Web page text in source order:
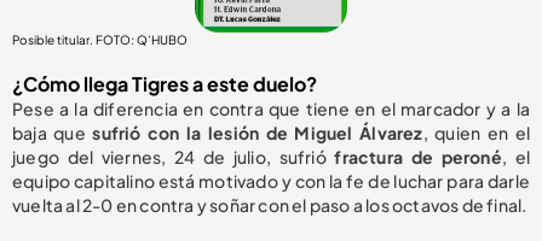
Posible titular. FOTO: Q’HUBO
¿Cómo llega Tigres a este duelo?
Pese a la diferencia en contra que tiene en el marcador y a la
baja quesufrió con la lesión de Miguel Álvarez, quien en el
juego del viernes, 24 de julio, sufriófractura de peroné, el
equipo capitalino está motivado y con la fe de luchar para darle
vuelta al 2-0 en contra y soñar con el paso a los octavos de final.